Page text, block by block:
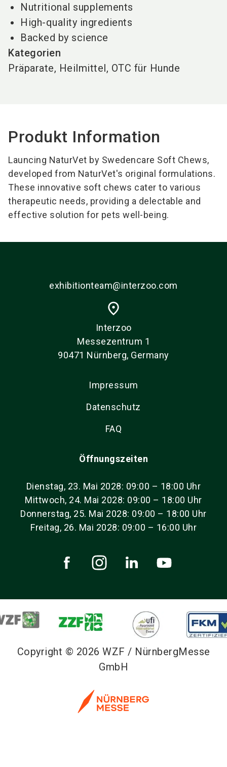
Nutritional supplements
High-quality ingredients
Backed by science
Kategorien
Präparate, Heilmittel, OTC für Hunde
Produkt Information
Launcing NaturVet by Swedencare Soft Chews,
developed from NaturVet's original formulations.
These innovative soft chews cater to various
therapeutic needs, providing a delectable and
effective solution for pets well-being.
exhibitionteam@interzoo.com
place
Interzoo
Messezentrum 1
90471 Nürnberg, Germany
Impressum
Datenschutz
FAQ
Öffnungszeiten
Dienstag, 23. Mai 2028: 09:00 – 18:00 Uhr
Mittwoch, 24. Mai 2028: 09:00 – 18:00 Uhr
Donnerstag, 25. Mai 2028: 09:00 – 18:00 Uhr
Freitag, 26. Mai 2028: 09:00 – 16:00 Uhr
Copyright © 2026 WZF / NürnbergMesse
GmbH